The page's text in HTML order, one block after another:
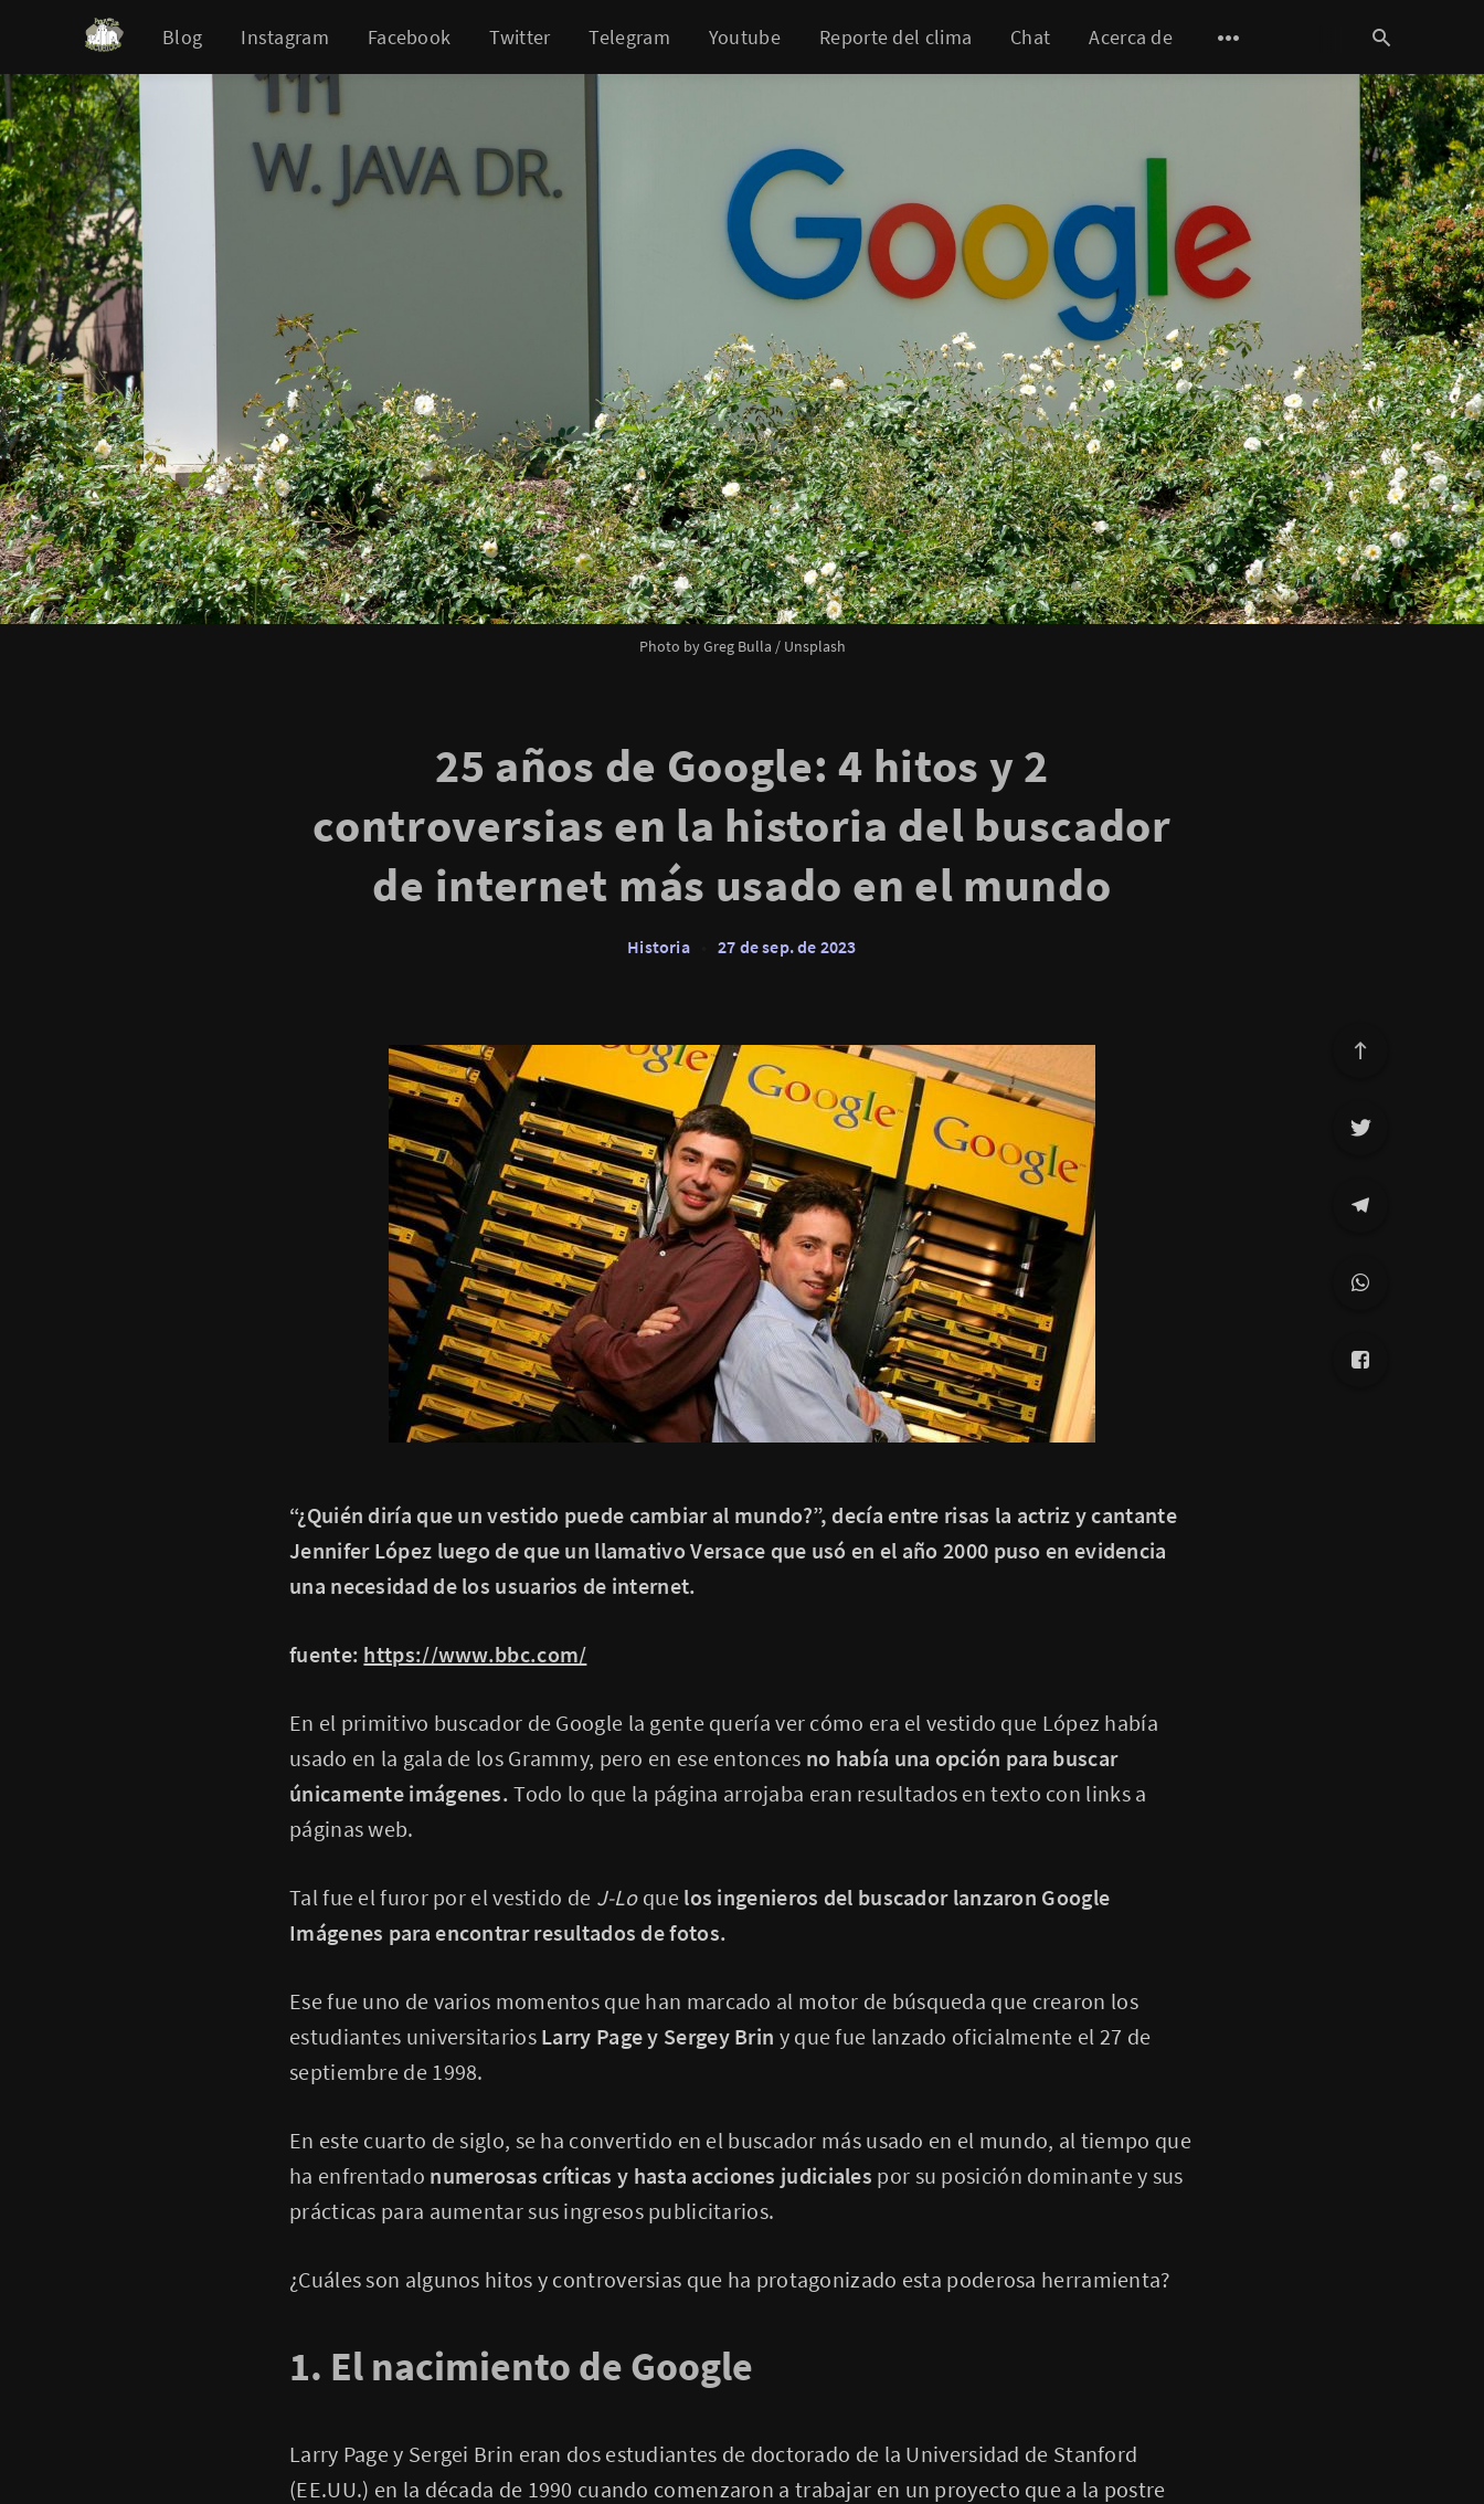
Blog Instagram Facebook Twitter Telegram Youtube Reporte del clima Chat Acerca de
Photo byGreg Bulla / Unsplash
25 años de Google: 4 hitos y 2
controversias en la historia del buscador
de internet más usado en el mundo
Historia 27 de sep. de 2023
“¿Quién diría que un vestido puede cambiar al mundo?”, decía entre risas la actriz y cantante
Jennifer López luego de que un llamativo Versace que usó en el año 2000 puso en evidencia
una necesidad de los usuarios de internet.
fuente: https://www.bbc.com/
En el primitivo buscador de Google la gente quería ver cómo era el vestido que López había
usado en la gala de los Grammy, pero en ese entonces no había una opción para buscar
únicamente imágenes.Todo lo que la página arrojaba eran resultados en texto con links a
páginas web.
Tal fue el furor por el vestido de J-Lo que los ingenieros del buscador lanzaron Google
Imágenes para encontrar resultados de fotos.
Ese fue uno de varios momentos que han marcado al motor de búsqueda que crearon los
estudiantes universitarios Larry Page y Sergey Brin y que fue lanzado oficialmente el 27 de
septiembre de 1998.
En este cuarto de siglo, se ha convertido en el buscador más usado en el mundo, al tiempo que
ha enfrentado numerosas críticas y hasta acciones judiciales por su posición dominante y sus
prácticas para aumentar sus ingresos publicitarios.
¿Cuáles son algunos hitos y controversias que ha protagonizado esta poderosa herramienta?
1. El nacimiento de Google
Larry Page y Sergei Brin eran dos estudiantes de doctorado de la Universidad de Stanford
(EE.UU.) en la década de 1990 cuando comenzaron a trabajar en un proyecto que a la postre